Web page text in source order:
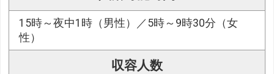
15時～夜中1時（男性）／5時～9時30分（女
性）
収容人数